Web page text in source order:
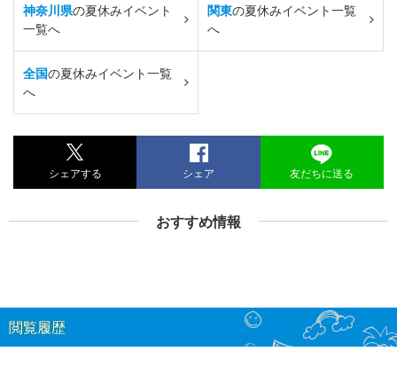
神奈川県の夏休みイベント
一覧へ
関東の夏休みイベント一覧
へ
全国の夏休みイベント一覧
へ
シェアする シェア 友だちに送る
おすすめ情報
閲覧履歴